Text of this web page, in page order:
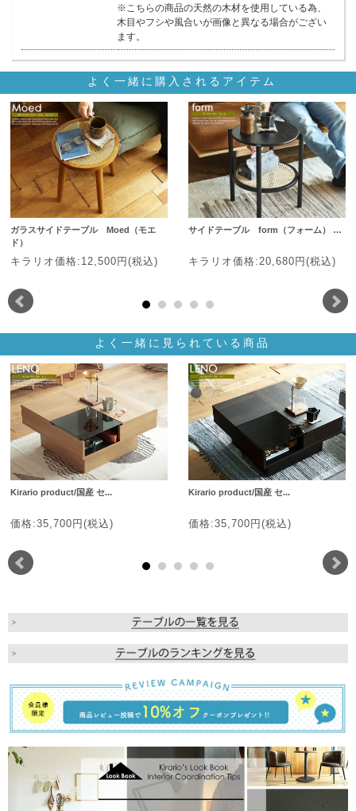
※こちらの商品の天然の木材を使用している為、
木目やフシや風合いが画像と異なる場合がござい
ます。
よく一緒に購入されるアイテム
ガラスサイドテーブル Moed（モエ
ド）
キラリオ価格:12,500円(税込)
サイドテーブル form（フォーム） …
キラリオ価格:20,680円(税込)
よく一緒に見られている商品
Kirario product/国産 セ...
価格:35,700円(税込)
Kirario product/国産 セ...
価格:35,700円(税込)